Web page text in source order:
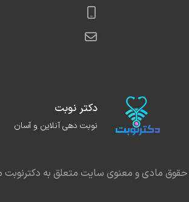
دکتر نوبت
نوبت دهی آنلاین و آسان
مادی و معنوی سایت متعلق به دکترنوبت